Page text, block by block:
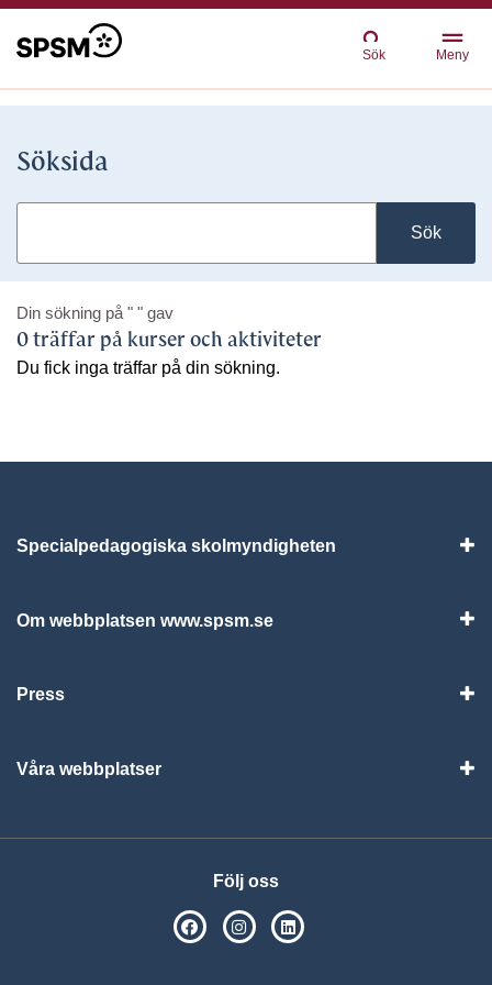
Sök Meny
Söksida
Sök
Din sökning på " " gav
0 träffar på kurser och aktiviteter
Du fick inga träffar på din sökning.
Specialpedagogiska skolmyndigheten
Om webbplatsen www.spsm.se
Press
Våra webbplatser
Följ oss
SPSM på Facebook
SPSM på Instagram